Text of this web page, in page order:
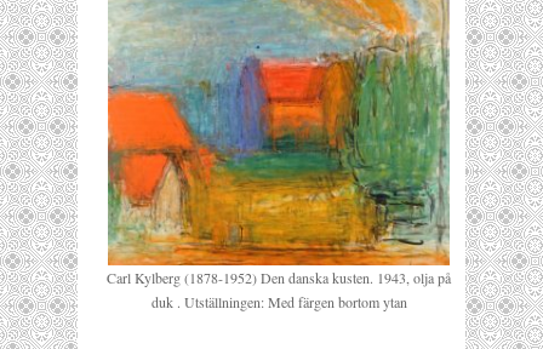
Carl Kylberg (1878-1952) Den danska kusten. 1943, olja på
duk . Utställningen: Med färgen bortom ytan